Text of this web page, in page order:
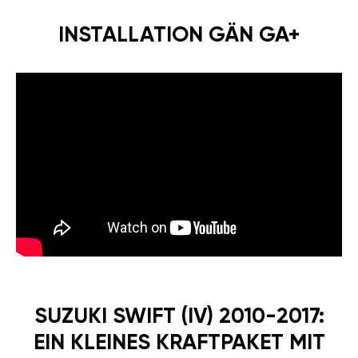
INSTALLATION GÄN GA+
SUZUKI SWIFT (IV) 2010-2017:
EIN KLEINES KRAFTPAKET MIT